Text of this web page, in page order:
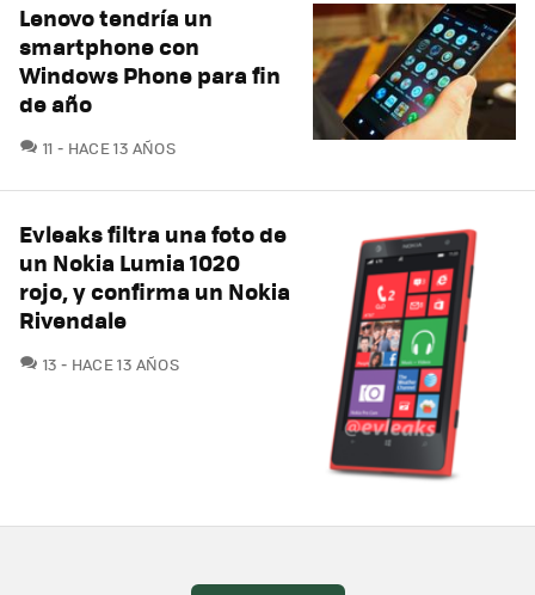
Lenovo tendría un
smartphone con
Windows Phone para fin
de año
11 COMENTARIOS
HACE 13 AÑOS
Evleaks filtra una foto de
un Nokia Lumia 1020
rojo, y confirma un Nokia
Rivendale
13 COMENTARIOS
HACE 13 AÑOS